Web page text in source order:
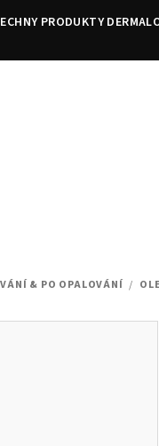
PRODUKTY
& PO OPALOVÁNÍ /